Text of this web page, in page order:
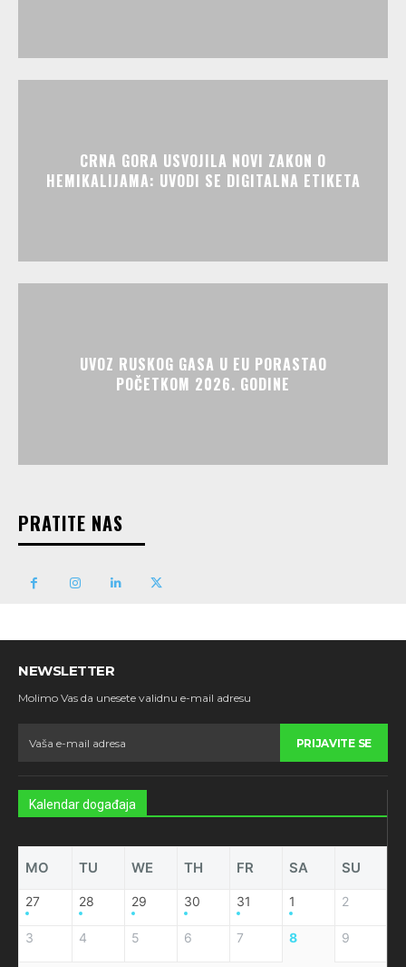
CRNA GORA USVOJILA NOVI ZAKON O
HEMIKALIJAMA: UVODI SE DIGITALNA ETIKETA
UVOZ RUSKOG GASA U EU PORASTAO
POČETKOM 2026. GODINE
PRATITE NAS
NEWSLETTER
Molimo Vas da unesete validnu e-mail adresu
PRIJAVITE SE
Kalendar događaja
MO TU WE TH FR SA SU
27 28 29 30 31 1 2
3 4 5 6 7 8 9